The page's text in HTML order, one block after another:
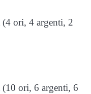
ori, 4 argenti, 2
ori, 6 argenti, 6